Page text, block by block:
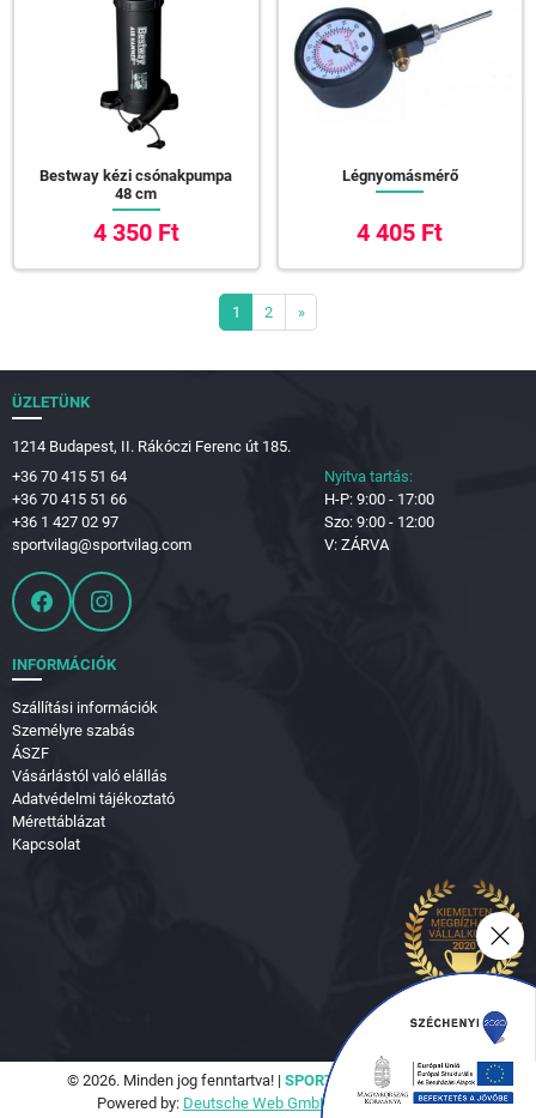
Bestway kézi csónakpumpa
48 cm
4 350 Ft
Légnyomásmérő
4 405 Ft
1 2 »
ÜZLETÜNK
1214 Budapest, II. Rákóczi Ferenc út 185.
+36 70 415 51 64
+36 70 415 51 66
+36 1 427 02 97
sportvilag@sportvilag.com
Nyitva tartás:
H-P: 9:00 - 17:00
Szo: 9:00 - 12:00
V: ZÁRVA
INFORMÁCIÓK
Szállítási információk
Személyre szabás
ÁSZF
Vásárlástól való elállás
Adatvédelmi tájékoztató
Mérettáblázat
Kapcsolat
© 2026. Minden jog fenntartva! | SPORTVILÁG Hungary Kft.
Powered by: Deutsche Web GmbH. Seo Tools Kft.